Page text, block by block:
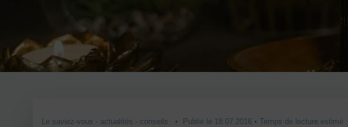
Le saviez-vous - actualités - conseils • Publié le 18.07.2016 • Temps de lecture estimé :